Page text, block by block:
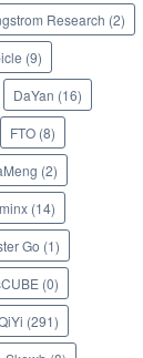
Research (2)
(9)
DaYan (16)
FTO (8)
(2)
(14)
Go (1)
(0)
(291)